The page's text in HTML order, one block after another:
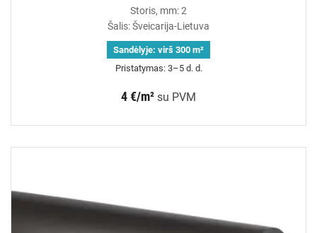
Storis, mm: 2
Šalis: Šveicarija-Lietuva
Sandėlyje: virš 300 m²
Pristatymas: 3–5 d. d.
4 €/m² su PVM